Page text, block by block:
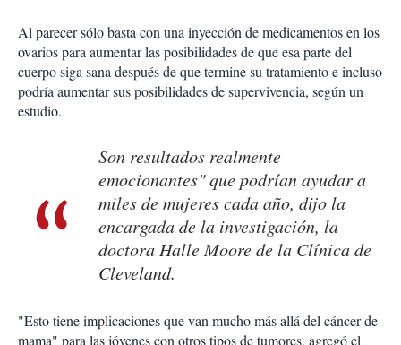
Al parecer sólo basta con una inyección de medicamentos en los
ovarios para aumentar las posibilidades de que esa parte del
cuerpo siga sana después de que termine su tratamiento e incluso
podría aumentar sus posibilidades de supervivencia, según un
estudio.
Son resultados realmente
emocionantes" que podrían ayudar a
miles de mujeres cada año, dijo la
encargada de la investigación, la
doctora Halle Moore de la Clínica de
Cleveland.
"Esto tiene implicaciones que van mucho más allá del cáncer de
mama" para las jóvenes con otros tipos de tumores, agregó el